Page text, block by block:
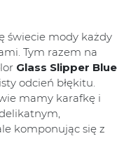
świecie mody każdy
Tym razem na
Glass Slipper Blue
odcień błękitu.
mamy karafkę i
komponując się z